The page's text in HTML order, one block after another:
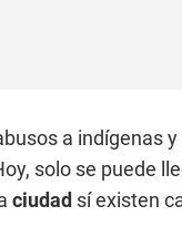
a indígenas
solo se puede
ciudad sí existen